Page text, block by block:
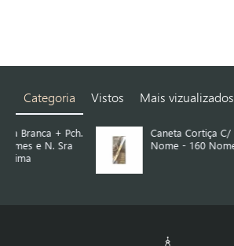
Categoria Vistos Mais vizualizados
Caneta Cortiça C/
Nome - 160 Nomes